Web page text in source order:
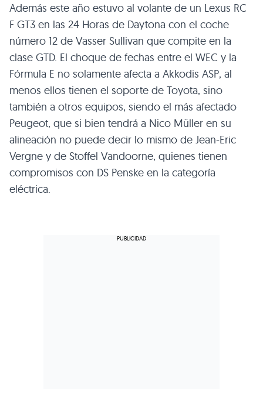
Además este año estuvo al volante de un Lexus RC
F GT3 en las 24 Horas de Daytona con el coche
número 12 de Vasser Sullivan que compite en la
clase GTD. El choque de fechas entre el WEC y la
Fórmula E no solamente afecta a Akkodis ASP, al
menos ellos tienen el soporte de Toyota, sino
también a otros equipos, siendo el más afectado
Peugeot, que si bien tendrá a Nico Müller en su
alineación no puede decir lo mismo de Jean-Eric
Vergne y de Stoffel Vandoorne, quienes tienen
compromisos con DS Penske en la categoría
eléctrica.